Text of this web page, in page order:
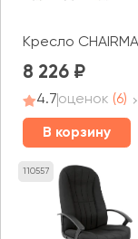
Кресло
8 226
4.7оценок (6)
В корзину
110557